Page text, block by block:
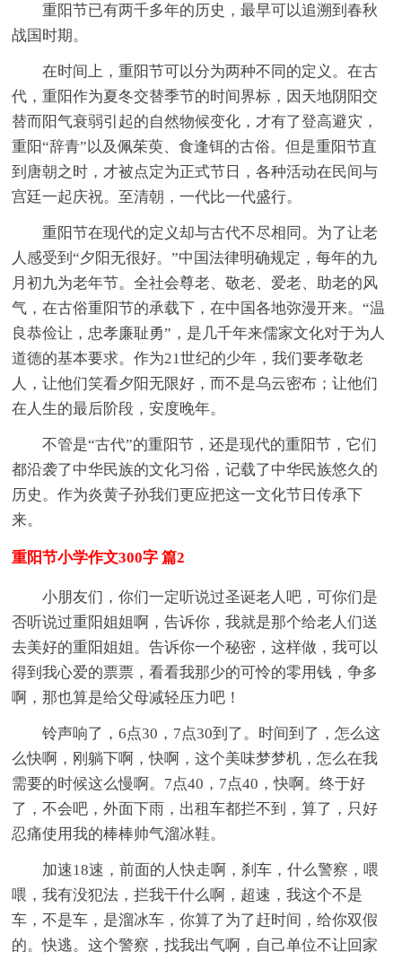
重阳节已有两千多年的历史，最早可以追溯到春秋
战国时期。
在时间上，重阳节可以分为两种不同的定义。在古
代，重阳作为夏冬交替季节的时间界标，因天地阴阳交
替而阳气衰弱引起的自然物候变化，才有了登高避灾，
重阳“辞青”以及佩茱萸、食逢铒的古俗。但是重阳节直
到唐朝之时，才被点定为正式节日，各种活动在民间与
宫廷一起庆祝。至清朝，一代比一代盛行。
重阳节在现代的定义却与古代不尽相同。为了让老
人感受到“夕阳无很好。”中国法律明确规定，每年的九
月初九为老年节。全社会尊老、敬老、爱老、助老的风
气，在古俗重阳节的承载下，在中国各地弥漫开来。“温
良恭俭让，忠孝廉耻勇”，是几千年来儒家文化对于为人
道德的基本要求。作为21世纪的少年，我们要孝敬老
人，让他们笑看夕阳无限好，而不是乌云密布；让他们
在人生的最后阶段，安度晚年。
不管是“古代”的重阳节，还是现代的重阳节，它们
都沿袭了中华民族的文化习俗，记载了中华民族悠久的
历史。作为炎黄子孙我们更应把这一文化节日传承下
来。
重阳节小学作文300字 篇2
小朋友们，你们一定听说过圣诞老人吧，可你们是
否听说过重阳姐姐啊，告诉你，我就是那个给老人们送
去美好的重阳姐姐。告诉你一个秘密，这样做，我可以
得到我心爱的票票，看看我那少的可怜的零用钱，争多
啊，那也算是给父母减轻压力吧！
铃声响了，6点30，7点30到了。时间到了，怎么这
么快啊，刚躺下啊，快啊，这个美味梦梦机，怎么在我
需要的时候这么慢啊。7点40，7点40，快啊。终于好
了，不会吧，外面下雨，出租车都拦不到，算了，只好
忍痛使用我的棒棒帅气溜冰鞋。
加速18速，前面的人快走啊，刹车，什么警察，喂
喂，我有没犯法，拦我干什么啊，超速，我这个不是
车，不是车，是溜冰车，你算了为了赶时间，给你双假
的。快逃。这个警察，找我出气啊，自己单位不让回家